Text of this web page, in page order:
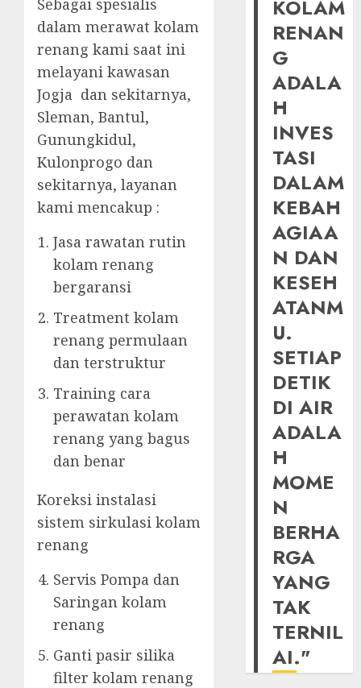
dalam merawat kolam
renang kami saat ini
melayani kawasan
Jogja dan sekitarnya,
Sleman, Bantul,
Gunungkidul,
Kulonprogo dan
sekitarnya, layanan
kami mencakup :
Jasa rawatan rutin
kolam renang
bergaransi
Treatment kolam
renang permulaan
dan terstruktur
Training cara
perawatan kolam
renang yang bagus
dan benar
Koreksi instalasi
sistem sirkulasi kolam
renang
Servis Pompa dan
Saringan kolam
renang
Ganti pasir silika
filter kolam renang
KOLAM
RENAN
G
ADALA
H
INVES
TASI
DALAM
KEBAH
AGIAA
N DAN
KESEH
ATANM
U.
SETIAP
DETIK
DI AIR
ADALA
H
MOME
N
BERHA
RGA
YANG
TAK
TERNIL
AI."